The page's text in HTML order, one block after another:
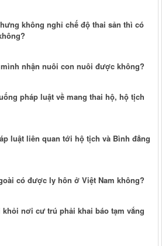
không nghỉ chế độ thai sản thì có
nhận nuôi con nuôi được không?
pháp luật về mang thai hộ, hộ tịch
luật liên quan tới hộ tịch và Bình đẳng
có được ly hôn ở Việt Nam không?
nơi cư trú phải khai báo tạm vắng